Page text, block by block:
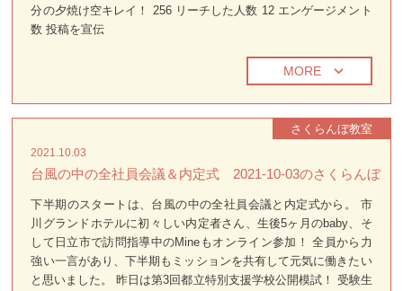
分の夕焼け空キレイ！ 256 リーチした人数 12 エンゲージメント
数 投稿を宣伝
MORE
さくらんぼ教室
2021.10.03
台風の中の全社員会議＆内定式 2021-10-03のさくらんぼ
下半期のスタートは、台風の中の全社員会議と内定式から。 市
川グランドホテルに初々しい内定者さん、生後5ヶ月のbaby、そ
して日立市で訪問指導中のMineもオンライン参加！ 全員から力
強い一言があり、下半期もミッションを共有して元気に働きたい
と思いました。 昨日は第3回都立特別支援学校公開模試！ 受験生